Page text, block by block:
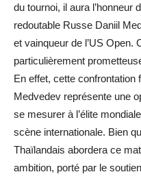
du tournoi, il aura l’honneur
redoutable Russe Daniil
et vainqueur de l’US Open.
particulièrement
En effet, cette confrontation
Medvedev représente une
se mesurer à l’élite
scène internationale. Bien
Thaïlandais abordera ce
ambition, porté par le